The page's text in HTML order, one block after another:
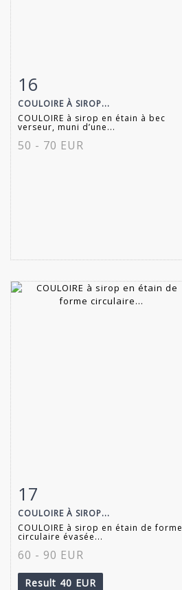
Item detail
16
COULOIRE À SIROP...
COULOIRE à sirop en étain à bec
verseur, muni d’une...
50 - 70 EUR
Item detail
17
COULOIRE À SIROP...
COULOIRE à sirop en étain de forme
circulaire évasée...
60 - 90 EUR
Result 40 EUR